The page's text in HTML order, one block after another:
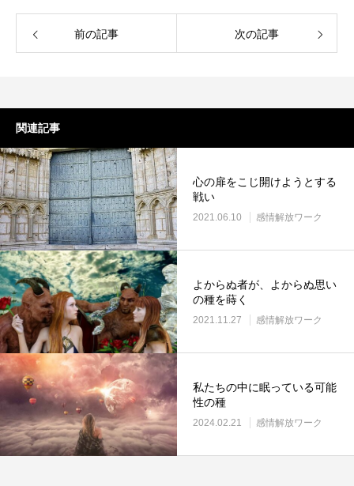
前の記事 次の記事
関連記事
心の扉をこじ開けようとする
戦い
2021.06.10 感情解放ワーク
よからぬ者が、よからぬ思い
の種を蒔く
2021.11.27 感情解放ワーク
私たちの中に眠っている可能
性の種
2024.02.21 感情解放ワーク